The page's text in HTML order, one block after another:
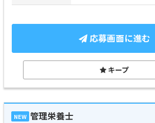
応募画面に進む
キープ
NEW 管理栄養士